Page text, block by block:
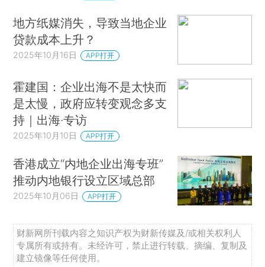
地方纸媒消失，导致当地企业
贷款成本上升？
2025年10月16日 APP打开
霍建国：企业出海不是太快而
是太慢，政府应转变观念多支
持｜出海·专访
2025年10月10日 APP打开
香港成立“内地企业出海专班”
推动内地银行设立区域总部
2025年10月06日 APP打开
财新网所刊载内容之知识产权为财新传媒及/或相关权利人
专属所有或持有。未经许可，禁止进行转载、摘编、复制及
建立镜像等任何使用。